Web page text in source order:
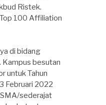
Ristek.
100 Affiliation
di bidang
Kampus besutan
untuk Tahun
Februari 2022
sederajat